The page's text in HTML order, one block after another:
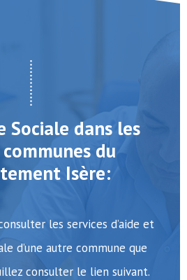
Sociale dans les
du
Isère:
les services d’aide et
d’une autre commune que
consulter le lien suivant.